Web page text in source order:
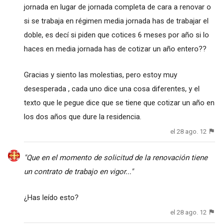
jornada en lugar de jornada completa de cara a renovar o
si se trabaja en régimen media jornada has de trabajar el
doble, es decí si piden que cotices 6 meses por año si lo
haces en media jornada has de cotizar un año entero??
Gracias y siento las molestias, pero estoy muy
desesperada , cada uno dice una cosa diferentes, y el
texto que le pegue dice que se tiene que cotizar un año en
los dos años que dure la residencia.
el 28 ago. 12
"Que en el momento de solicitud de la renovación tiene
un contrato de trabajo en vigor..."
¿Has leído esto?
el 28 ago. 12